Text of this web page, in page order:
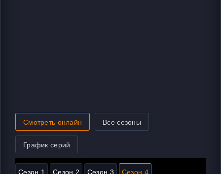
Смотреть онлайн Все сезоны
График серий
Сезон 1 Сезон 2 Сезон 3 Сезон 4